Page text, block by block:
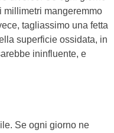
millimetri mangeremmo
tagliassimo una fetta
superficie ossidata, in
ininfluente, e
Se ogni giorno ne